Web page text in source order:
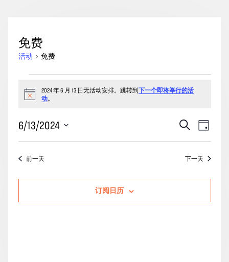
免费
活动 免费
年
月
13
日
的
活
通
2024 年 6 月 13 日无活动安排。跳转到下一个即将举行的活
动。
活
动
搜
索
和
搜
事
件
视
导
天
6/13/2024
日
前一天 下一天
订阅日历